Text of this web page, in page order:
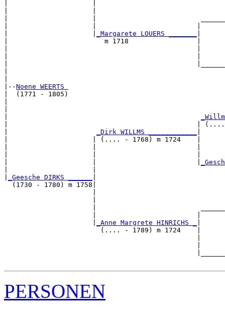
_Margarete LOUERS _______
|                        m 1718                 |
|--Noene WEERTS
|  (1771 - 1805)
|                                               |
_Dirk WILLMS ____________
|                     | (.... - 1768) m 1724    |
_Geesche DIRKS ______
  (1730 - 1780) m 1758|
_Anne Margrete HINRICHS _
                        (.... - 1789) m 1724    |
PERSONEN